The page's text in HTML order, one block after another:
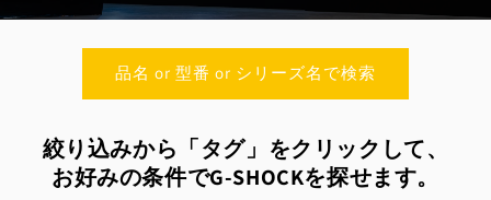
品名 or 型番 or シリーズ名で検索
絞り込みから「タグ」をクリックして、
お好みの条件でG-SHOCKを探せます。